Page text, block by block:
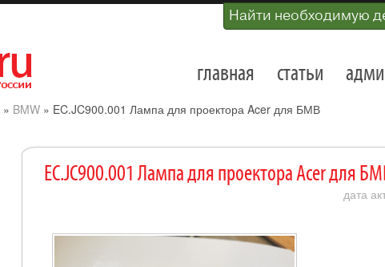
Найти необходимую
главная статьи
» BMW» EC.JC900.001 Лампа для проектора Acer для БМВ
EC.JC900.001 Лампа для проектора Acer для
дата